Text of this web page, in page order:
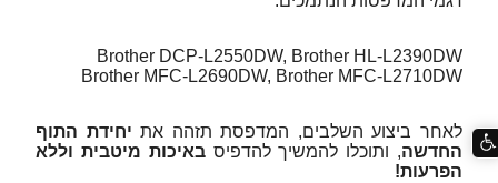
Brother DCP-L2550DW, Brother HL-L2390DW
Brother MFC-L2690DW, Brother MFC-L2710DW
לאחר ביצוע השלבים, המדפסת תזהה את יחידת התוף
החדשה, ותוכלו להמשיך להדפיסבאיכות מיטבית וללא
הפרעות!